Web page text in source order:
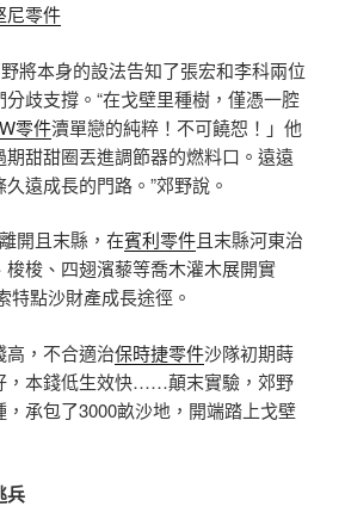
尼零件
將本身的設法告知了張宏和李科兩位
歧支撐。“在戈壁里種樹，僅憑一腔
零件瀆單戀的純粹！不可饒恕！」他
甜甜圈丟進調節器的燃料口。遠遠
遠成長的門路。”郊野說。
開且末縣，在賓利零件且末縣河東治
梭、四翅濱藜等喬木灌木展開實
特點沙財產成長途徑。
高，不合適治保時捷零件沙隊初期蒔
，本錢低生效快……顛末實驗，郊野
承包了3000畝沙地，開端踏上戈壁
兵